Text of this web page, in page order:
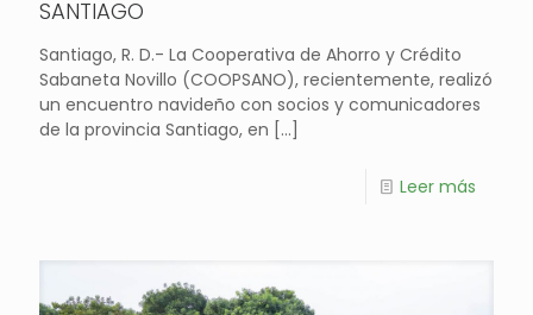
SANTIAGO
Santiago, R. D.- La Cooperativa de Ahorro y Crédito
Sabaneta Novillo (COOPSANO), recientemente, realizó
un encuentro navideño con socios y comunicadores
de la provincia Santiago, en […]
Leer más